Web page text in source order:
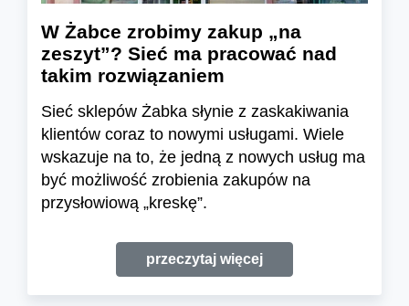
W Żabce zrobimy zakup „na
zeszyt”? Sieć ma pracować nad
takim rozwiązaniem
Sieć sklepów Żabka słynie z zaskakiwania
klientów coraz to nowymi usługami. Wiele
wskazuje na to, że jedną z nowych usług ma
być możliwość zrobienia zakupów na
przysłowiową „kreskę”.
przeczytaj więcej